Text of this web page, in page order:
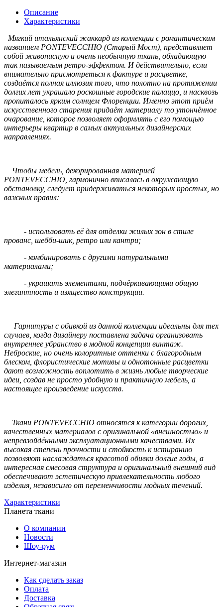
Описание
Характеристики
Мягкий итальянский жаккард из коллекции с романтическим
названием PONTEVECCHIO (Старый Мост), представляет
собой живописную и очень необычную ткань, обладающую
так называемым ретро-эффектом. И действительно, если
внимательно присмотреться к фактуре и расцветке,
создаётся полная иллюзия того, что полотно на протяжении
долгих лет украшало роскошные городские палаццо, и насквозь
пропиталось ярким солнцем Флоренции. Именно этот приём
искусственного старения придаёт материалу то утончённое
очарование, которое позволяет оформлять с его помощью
интерьеры квартир в самых актуальных дизайнерских
направлениях.
Чтобы мебель, декорированная материей
PONTEVECCHIO, гармонично вписалась в окружающую
обстановку, следует придерживаться некоторых простых, но
важных правил:
- использовать её для отделки жилых зон в стиле
прованс, шебби-шик, ретро или кантри;
- комбинировать с другими натуральными
материалами;
- украшать элементами, подчёркивающими общую
элегантность и изящество конструкции.
Гарнитуры с обивкой из данной коллекции идеальны для тех
случаев, когда дизайнеру поставлена задача организовать
внутреннее убранство в модной концепции винтаж.
Неброские, но очень колоритные оттенки с благородным
блеском, флористические мотивы и однотонные расцветки
дают возможность воплотить в жизнь любые творческие
идеи, создав не просто удобную и практичную мебель, а
настоящее произведение искусств.
Ткани PONTEVECCHIO относятся к категории дорогих,
качественных материалов с оригинальной «внешностью» и
непревзойдёнными эксплуатационными качествами. Их
высокая степень прочности и стойкость к истиранию
позволяют наслаждаться красотой обивки долгие годы, а
интересная смесовая структура и оригинальный внешний вид
обеспечивают эстетическую привлекательность любого
изделия, независимо от переменчивости модных течений.
Характеристики
Планета ткани
О компании
Новости
Шоу-рум
Интернет-магазин
Как сделать заказ
Оплата
Доставка